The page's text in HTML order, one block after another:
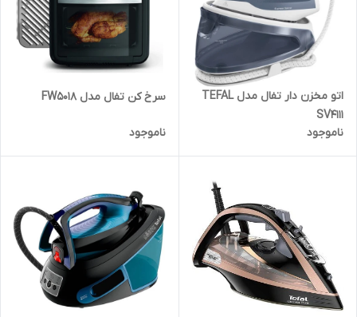
اتو مخزن دار تفال مدل TEFAL
SV4111
ناموجود
سرخ کن تفال مدل FW5018
ناموجود